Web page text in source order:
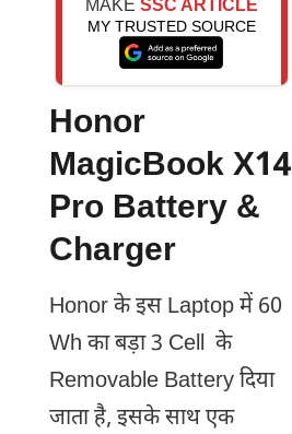
MAKE SSC ARTICLE
MY TRUSTED SOURCE
Honor
MagicBook X14
Pro Battery &
Charger
Honor के इस Laptop में 60
Wh का बड़ा 3 Cell के
Removable Battery दिया
जाता है, इसके साथ एक